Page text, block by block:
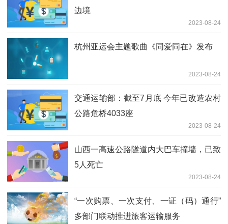
边境
2023-08-24
杭州亚运会主题歌曲《同爱同在》发布
2023-08-24
交通运输部：截至7月底 今年已改造农村
公路危桥4033座
2023-08-24
山西一高速公路隧道内大巴车撞墙，已致
5人死亡
2023-08-24
“一次购票、一次支付、一证（码）通行”
多部门联动推进旅客运输服务